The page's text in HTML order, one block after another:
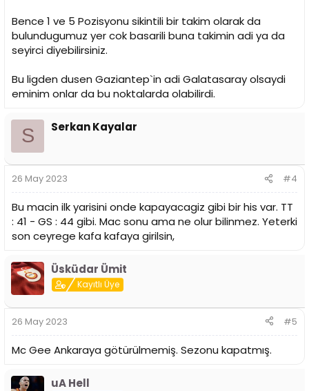
Bence 1 ve 5 Pozisyonu sikintili bir takim olarak da
bulundugumuz yer cok basarili buna takimin adi ya da
seyirci diyebilirsiniz.
Bu ligden dusen Gaziantep`in adi Galatasaray olsaydi
eminim onlar da bu noktalarda olabilirdi.
S Serkan Kayalar
26 May 2023 #4
Bu macin ilk yarisini onde kapayacagiz gibi bir his var. TT
: 41 - GS : 44 gibi. Mac sonu ama ne olur bilinmez. Yeterki
son ceyrege kafa kafaya girilsin,
Üsküdar Ümit
Kayıtlı Üye
26 May 2023 #5
Mc Gee Ankaraya götürülmemiş. Sezonu kapatmış.
uA Hell